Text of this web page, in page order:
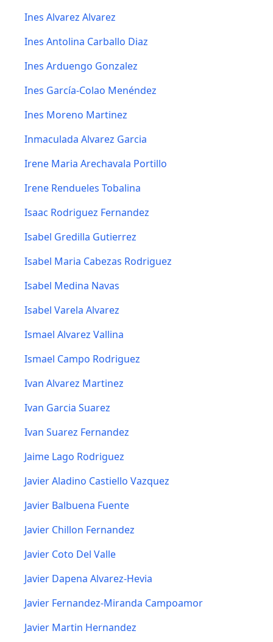
Ines Alvarez Alvarez
Ines Antolina Carballo Diaz
Ines Arduengo Gonzalez
Ines García-Colao Menéndez
Ines Moreno Martinez
Inmaculada Alvarez Garcia
Irene Maria Arechavala Portillo
Irene Rendueles Tobalina
Isaac Rodriguez Fernandez
Isabel Gredilla Gutierrez
Isabel Maria Cabezas Rodriguez
Isabel Medina Navas
Isabel Varela Alvarez
Ismael Alvarez Vallina
Ismael Campo Rodriguez
Ivan Alvarez Martinez
Ivan Garcia Suarez
Ivan Suarez Fernandez
Jaime Lago Rodriguez
Javier Aladino Castiello Vazquez
Javier Balbuena Fuente
Javier Chillon Fernandez
Javier Coto Del Valle
Javier Dapena Alvarez-Hevia
Javier Fernandez-Miranda Campoamor
Javier Martin Hernandez